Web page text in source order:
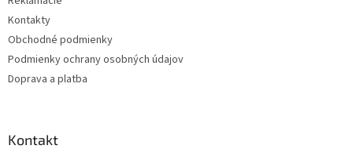
Kontakty
Obchodné podmienky
Podmienky ochrany osobných údajov
Doprava a platba
Kontakt